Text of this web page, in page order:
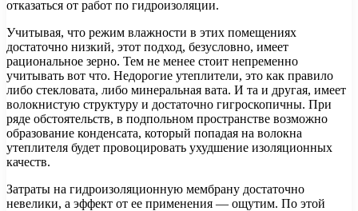
отказаться от работ по гидроизоляции.
Учитывая, что режим влажности в этих помещениях
достаточно низкий, этот подход, безусловно, имеет
рациональное зерно. Тем не менее стоит непременно
учитывать вот что. Недорогие утеплители, это как правило
либо стекловата, либо минеральная вата. И та и другая, имеет
волокнистую структуру и достаточно гигроскопичны. При
ряде обстоятельств, в подпольном пространстве возможно
образование конденсата, который попадая на волокна
утеплителя будет провоцировать ухудшение изоляционных
качеств.
Затраты на гидроизоляционную мембрану достаточно
невелики, а эффект от ее применения — ощутим. По этой